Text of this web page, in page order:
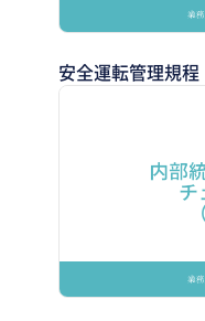
安全運転管理規程